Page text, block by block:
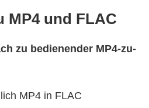
MP4 und FLAC
zu bedienender MP4-zu-
MP4 in FLAC